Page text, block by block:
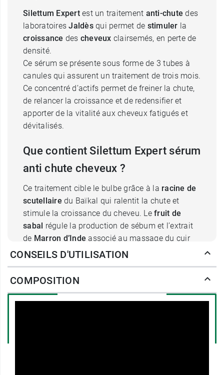
Silettum Expertest un traitement anti-chute des
laboratoiresJaldèsqui permet de stimuler la
croissance des cheveux clairsemés, en perte de
densité.
Ce sérum se présente sous forme de 3 tubes à
canules qui assurent un traitement de trois mois.
Ce concentré d’actifs permet de freiner la chute,
de relancer la croissance et de redensifier et
apporter de la vitalité aux cheveux fatigués et
dévitalisés.
Que contient Silettum Expert sérum
anti chute cheveux ?
Ce traitement cible le bulbe grâce à la racine de
scutellaire du Baïkal qui ralentit la chute et
stimule la croissance du cheveu. Le fruit de
sabal régule la production de sébum et l’extrait
de Marron d’Inde associé au massage du cuir
chevelu favorise la microcirculation des
nourrissant le bulbe.
La kératine végétale ainsi que les vitamines B3,
CONSEILS D'UTILISATION
COMPOSITION